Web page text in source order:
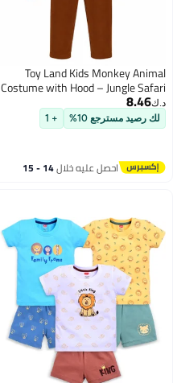
Toy Land Kids Monkey Animal
Costume with Hood – Jungle Safari
Fancy Dress Outfit for Boys & Girls
of age 4 to 5 years
د.ك‏8.46
لك رصيد مسترجع 10% + 1
احصل عليه خلال 14 - 15